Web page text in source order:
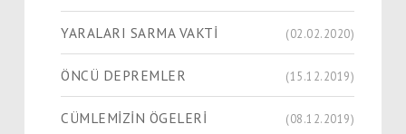
YARALARI SARMA VAKTİ (02.02.2020)
ÖNCÜ DEPREMLER (15.12.2019)
CÜMLEMİZİN ÖGELERİ (08.12.2019)